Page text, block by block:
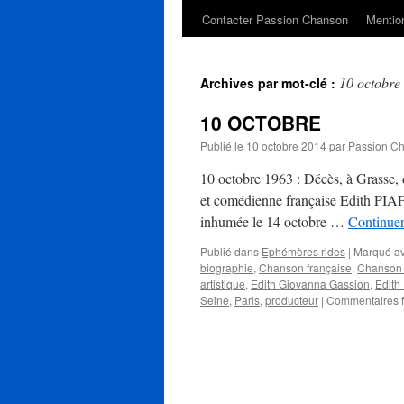
Contacter Passion Chanson
Archives par mot-clé : 10
10 OCTOBRE
Publié le 10 octobre 2014par Passion
10 octobre 1963 : Décès, à
et comédienne française Edith
inhumée le 14 octobre …
Publié dans Ephémères rides | Marqué
biographie, Chanson française,
artistique, Edith Giovanna Gassion, Edith
Seine, Paris, producteur | Commentaires